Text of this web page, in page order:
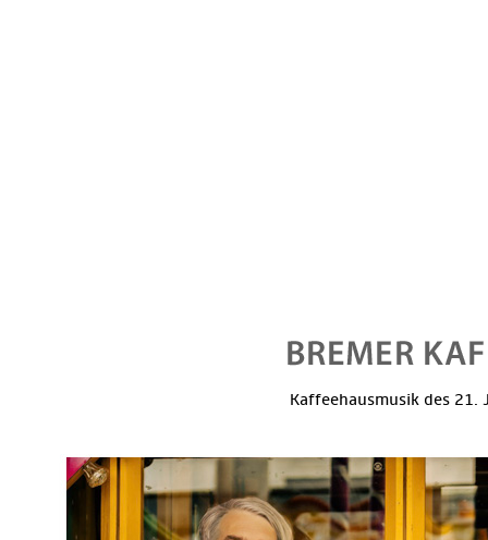
Kaffeehausmusik des 21.